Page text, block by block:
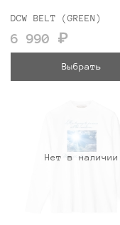
DCW BELT (GREEN)
6 990 ₽
Выбрать
Нет в наличии